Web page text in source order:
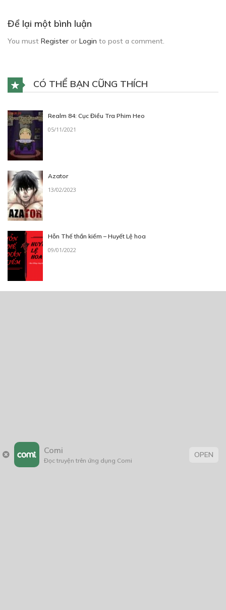
Để lại một bình luận
You must Register or Login to post a comment.
CÓ THỂ BẠN CŨNG THÍCH
Realm 84: Cục Điều Tra Phim Heo
05/11/2021
Azator
13/02/2023
Hỗn Thế thần kiếm – Huyết Lệ hoa
09/01/2022
Comi
Đọc truyện trên ứng dụng Comi
OPEN